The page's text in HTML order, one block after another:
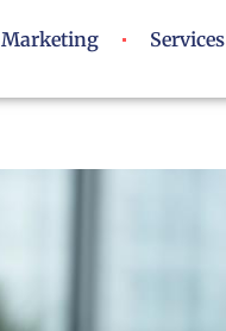
Marketing Services